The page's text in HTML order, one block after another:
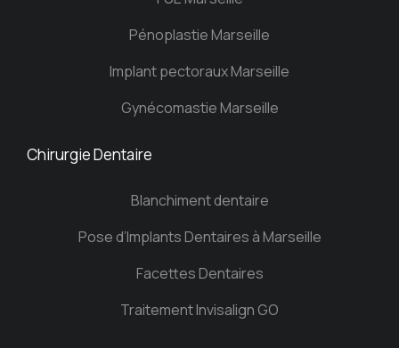
Pénoplastie Marseille
Implant pectoraux Marseille
Gynécomastie Marseille
Chirurgie Dentaire
Blanchiment dentaire
Pose d’Implants Dentaires à Marseille
Facettes Dentaires
Traitement Invisalign GO